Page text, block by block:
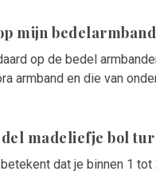
mijn
op de bedel
armband en die van
madeliefje bol
dat je binnen 1